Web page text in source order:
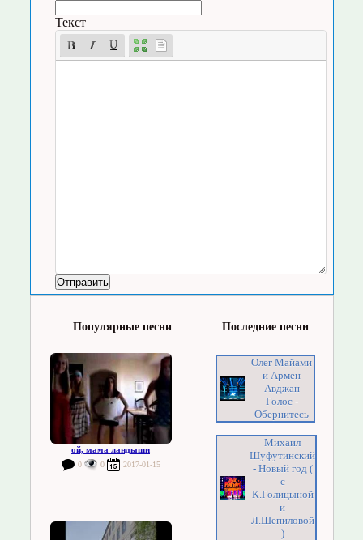
Текст
Популярные песни
ой, мама ландыши
0 0 2017-01-15
Последние песни
Олег Майами
и Армен
Авджан
Голос -
Обернитесь
Михаил
Шуфутинский
- Новый год (
с
К.Голицыной
и
Л.Шепиловой
)